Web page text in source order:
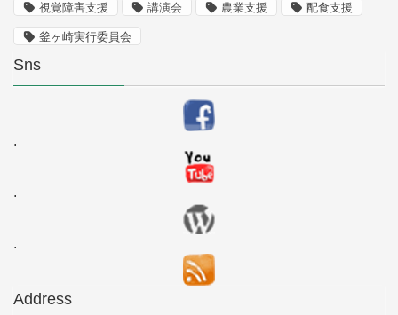
視覚障害支援 講演会 農業支援 配食支援
釜ヶ崎実行委員会
Sns
.
.
.
Address